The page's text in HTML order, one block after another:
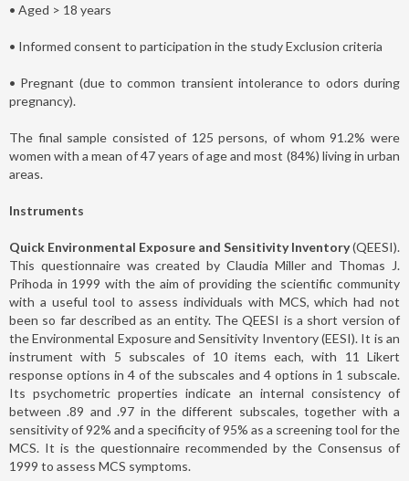
• Aged > 18 years
• Informed consent to participation in the study Exclusion criteria
• Pregnant (due to common transient intolerance to odors during
pregnancy).
The final sample consisted of 125 persons, of whom 91.2% were
women with a mean of 47 years of age and most (84%) living in urban
areas.
Instruments
Quick Environmental Exposure and Sensitivity Inventory(QEESI).
This questionnaire was created by Claudia Miller and Thomas J.
Prihoda in 1999 with the aim of providing the scientific community
with a useful tool to assess individuals with MCS, which had not
been so far described as an entity. The QEESI is a short version of
the Environmental Exposure and Sensitivity Inventory (EESI). It is an
instrument with 5 subscales of 10 items each, with 11 Likert
response options in 4 of the subscales and 4 options in 1 subscale.
Its psychometric properties indicate an internal consistency of
between .89 and .97 in the different subscales, together with a
sensitivity of 92% and a specificity of 95% as a screening tool for the
MCS. It is the questionnaire recommended by the Consensus of
1999 to assess MCS symptoms.